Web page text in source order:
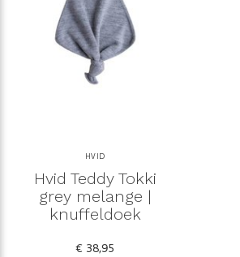
HVID
Hvid Teddy Tokki
grey melange |
knuffeldoek
€ 38,95